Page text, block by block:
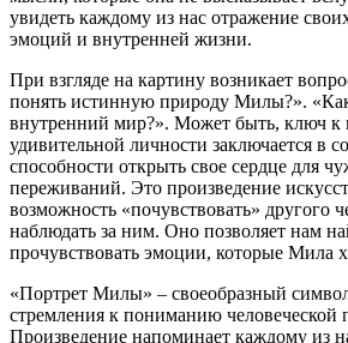
увидеть каждому из нас отражение
эмоций и внутренней жизни.
При взгляде на картину возникает
понять истинную природу Милы?».
внутренний мир?». Может быть, ключ
удивительной личности заключается в
способности открыть свое сердце для
переживаний. Это произведение
возможность «почувствовать» другого
наблюдать за ним. Оно позволяет нам
прочувствовать эмоции, которые Мила
«Портрет Милы» – своеобразный
стремления к пониманию человеческой
Произведение напоминает каждому из